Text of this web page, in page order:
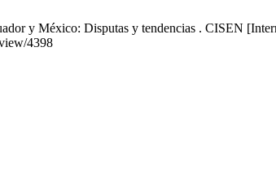
y México: Disputas y tendencias . CISEN
4398